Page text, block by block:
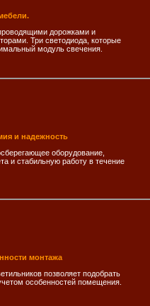
дорожками и
Три светодиода, которые
модуль свечения.
и надежность
оборудование,
и стабильную работу в течение
монтажа
позволяет подобрать
особенностей помещения.